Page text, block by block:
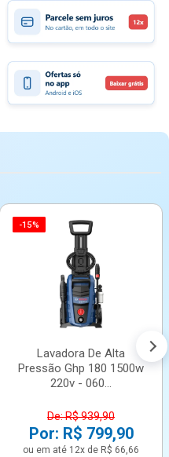
-15%
Lavadora De Alta
Pressão Ghp 180 1500w
220v - 060...
De: R$ 939,90
Por: R$ 799,90
ou em até 12x de R$ 66,66